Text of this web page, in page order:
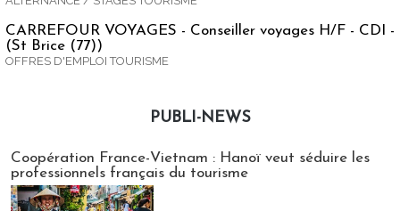
CARREFOUR VOYAGES - Conseiller voyages H/F - CDI -
(St Brice (77))
OFFRES D'EMPLOI TOURISME
PUBLI-NEWS
Coopération France-Vietnam : Hanoï veut séduire les
professionnels français du tourisme